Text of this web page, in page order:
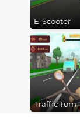
E-Scooter
Traffic Tom